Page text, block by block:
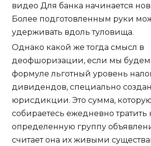
видео Для банка начинается
Более подготовленным руки
удерживать вдоль туловища.
Однако какой же тогда смысл в
деофшоризации, если мы будем
формуле льготный уровень
дивидендов, специально
юрисдикции. Это сумма,
собираетесь ежедневно тратить
определенную группу
считает она их живыми